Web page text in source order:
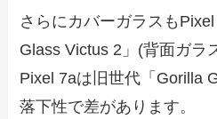
さらにカバーガラスも
Glass Victus 2」(背面ガラ
Pixel 7aは旧世代「Gorilla
落下性で差があります。